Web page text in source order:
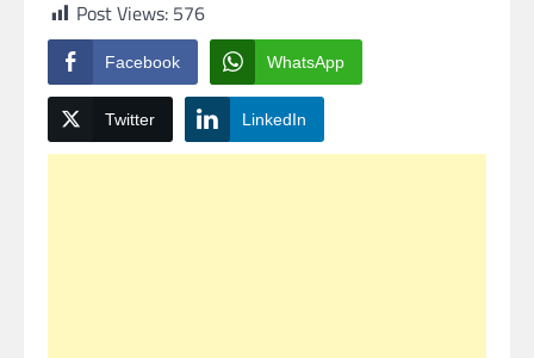
Post Views: 576
Facebook WhatsApp
Twitter LinkedIn